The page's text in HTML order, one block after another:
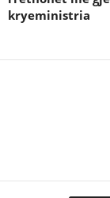
kryeministria